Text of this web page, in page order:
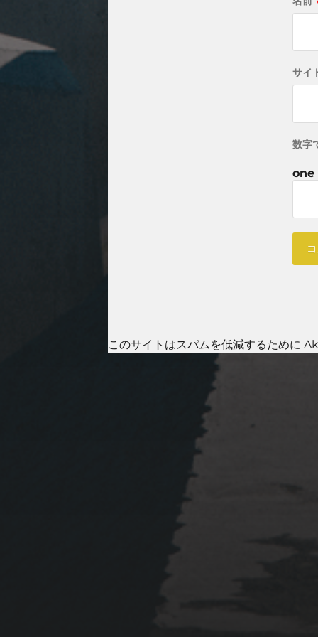
サイ
数字
one
このサイトはスパムを低減するために
2023年1月23日